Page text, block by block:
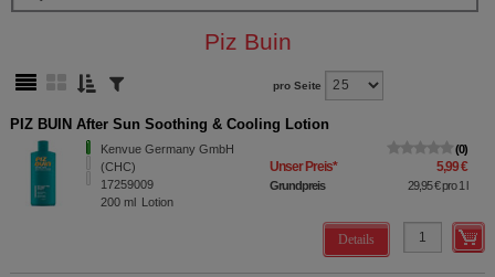
Piz Buin
pro Seite
PIZ BUIN After Sun Soothing & Cooling Lotion
Kenvue Germany GmbH
(CHC)
17259009
200 ml Lotion
0
Unser Preis* 5,99 €
Grundpreis 29,95 €pro 1 l
Details